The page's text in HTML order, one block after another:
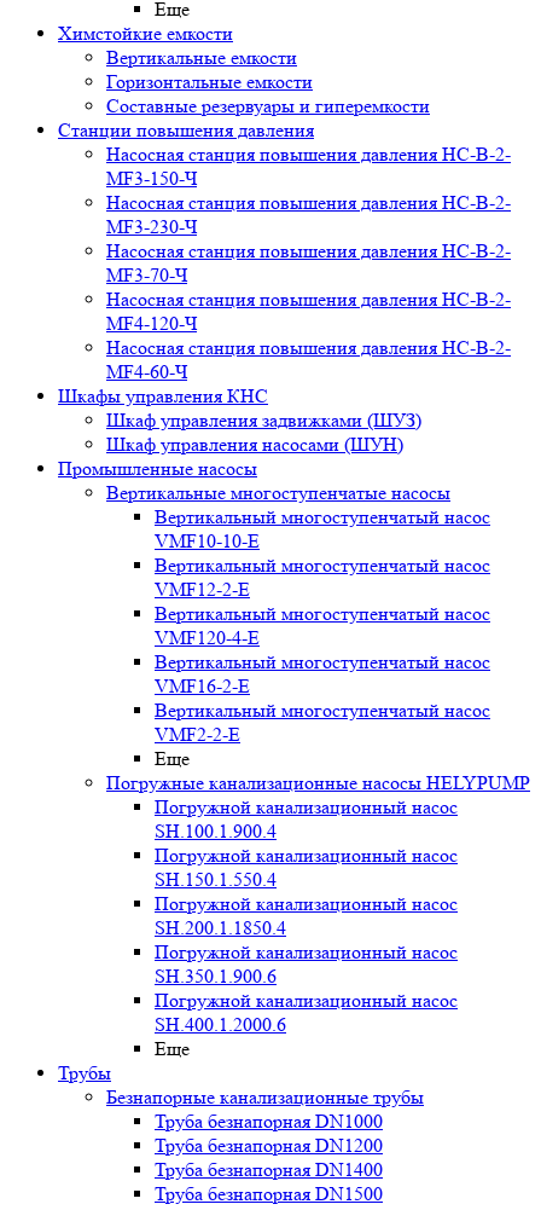
Еще
Химстойкие емкости
Вертикальные емкости
Горизонтальные емкости
Составные резервуары и гиперемкости
Станции повышения давления
Насосная станция повышения давления НС-В-2-
MF3-150-Ч
Насосная станция повышения давления НС-В-2-
MF3-230-Ч
Насосная станция повышения давления НС-В-2-
MF3-70-Ч
Насосная станция повышения давления НС-В-2-
MF4-120-Ч
Насосная станция повышения давления НС-В-2-
MF4-60-Ч
Шкафы управления КНС
Шкаф управления задвижками (ШУЗ)
Шкаф управления насосами (ШУН)
Промышленные насосы
Вертикальные многоступенчатые насосы
Вертикальный многоступенчатый насос
VMF10-10-E
Вертикальный многоступенчатый насос
VMF12-2-E
Вертикальный многоступенчатый насос
VMF120-4-E
Вертикальный многоступенчатый насос
VMF16-2-E
Вертикальный многоступенчатый насос
VMF2-2-E
Еще
Погружные канализационные насосы HELYPUMP
Погружной канализационный насос
SH.100.1.900.4
Погружной канализационный насос
SH.150.1.550.4
Погружной канализационный насос
SH.200.1.1850.4
Погружной канализационный насос
SH.350.1.900.6
Погружной канализационный насос
SH.400.1.2000.6
Еще
Трубы
Безнапорные канализационные трубы
Труба безнапорная DN1000
Труба безнапорная DN1200
Труба безнапорная DN1400
Труба безнапорная DN1500